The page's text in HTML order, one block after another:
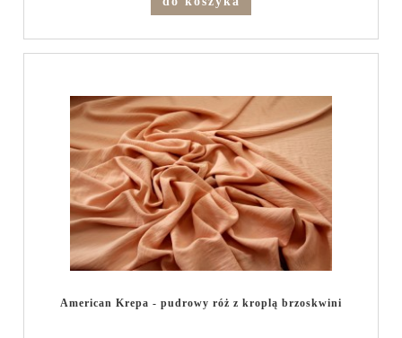
American Krepa - pudrowy róż z kroplą brzoskwini